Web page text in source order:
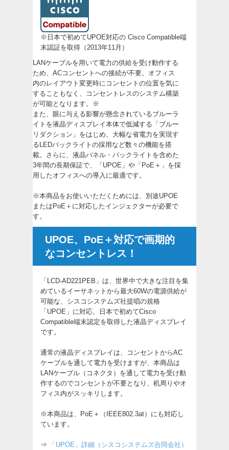
※日本で初めてUPOE対応の Cisco Compatible端
末認証を取得（2013年11月）
LANケーブルを用いて電力の供給を受け動作する
ため、ACコンセントへの接続が不要。オフィス
内のレイアウト変更時にコンセントの位置を気に
することもなく、コンセントレスのシステム構築
が可能となります。※
また、眼に与える影響が懸念されているブルーラ
イトを液晶ディスプレイ本体で低減する「ブルー
リダクション」をはじめ、大幅な省電力を実現す
るLEDバックライトの採用など数々の機能を搭
載。さらに、液晶パネル・バックライトを含めた
3年間の長期保証で、「UPOE」や「PoE＋」を採
用したオフィスへの導入に最適です。
※本商品をお使いいただくためには、別途UPOE
またはPoE＋に対応したインジェクターが必要で
す。
UPOE、PoE＋対応で画期的
なコンセントレス！
「LCD-AD221PEB」は、世界中で大きな注目を集
めているイーサネットから最大60Wの電源供給が
可能な、シスコシステムズ社提唱の規格
「UPOE」に対応。日本で初めてCisco
Compatible端末認定を取得した液晶ディスプレイ
です。
通常の液晶ディスプレイは、コンセントからAC
ケーブルを通して電力を受けますが、本商品は
LANケーブル（コネクタ）を通して電力を受け動
作するのでコンセントが不要となり、机周りやオ
フィス内がスッキリします。
※本商品は、PoE＋（IEEE802.3at）にも対応し
ています。
⇒ 「UPOE」詳細（シスコシステムズ合同会社）